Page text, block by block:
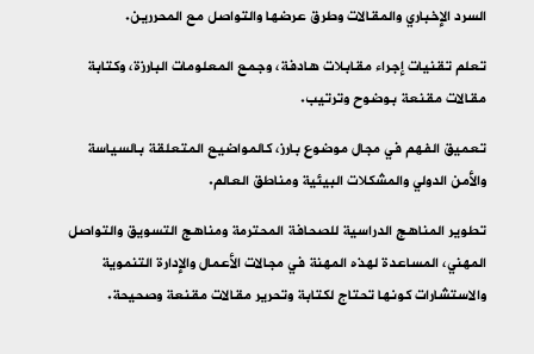
السرد الإخباري والمقالات وطرق عرضها والتواصل مع المحررين.
تعلم تقنيات إجراء مقابلات هادفة، وجمع المعلومات البارزة، وكتابة
مقالات مقنعة بوضوح وترتيب.
تعميق الفهم في مجال موضوع بارز، كالمواضيع المتعلقة بالسياسة
والأمن الدولي والمشكلات البيئية ومناطق العالم.
تطوير المناهج الدراسية للصحافة المحترمة ومناهج التسويق والتواصل
المهني، المساعدة لهذه المهنة في مجالات الأعمال والإدارة التنموية
والاستشارات كونها تحتاج لكتابة وتحرير مقالات مقنعة وصحيحة.